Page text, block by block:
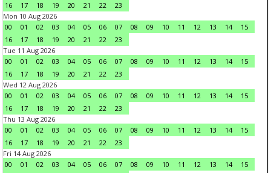
16
17 18 19 20 21 22
23
Mon 10 Aug 2026
00
01 02 03 04 05 06 07 08 09 10 11 12 13 14
15
16
17 18 19 20 21 22
23
Tue 11 Aug 2026
00
01 02 03 04 05 06 07 08 09 10 11 12 13 14
15
16
17 18 19 20 21 22
23
Wed 12 Aug 2026
00
01 02 03 04 05 06 07 08 09 10 11 12 13 14
15
16
17 18 19 20 21 22
23
Thu 13 Aug 2026
00
01 02 03 04 05 06 07 08 09 10 11 12 13 14
15
16
17 18 19 20 21 22
23
Fri 14 Aug 2026
00
01 02 03 04 05 06 07 08 09 10 11 12 13 14
15